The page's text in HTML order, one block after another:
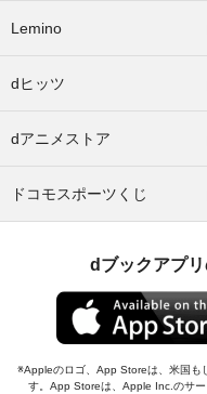
Lemino
dヒッツ
dアニメストア
ドコモスポーツくじ
dブックアプ
Appleのロゴ、App Storeは、米国も
す。App Storeは、Apple Inc.のサー